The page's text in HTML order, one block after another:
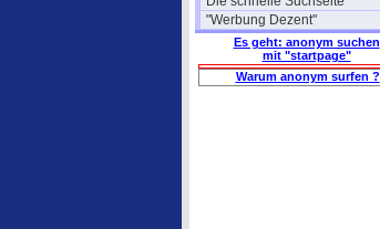
"Werbung Dezent"
Es geht: anonym suchen
mit "startpage"
Warum anonym surfen ?